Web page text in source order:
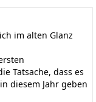
im alten Glanz
Tatsache, dass es
diesem Jahr geben